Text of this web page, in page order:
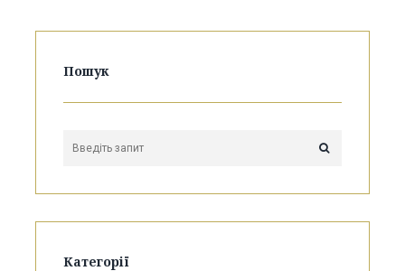
Пошук
Категорії